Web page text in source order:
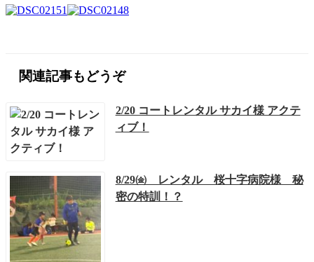
関連記事もどうぞ
2/20 コートレンタル サカイ様 アクテ
ィブ！
8/29㈮ レンタル 桜十字病院様 秘
密の特訓！？